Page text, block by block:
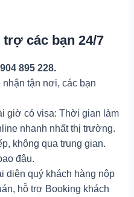
các bạn 24/7
895 228.
tận nơi, các bạn
giờ có visa: Thời gian làm
nhanh nhất thị trường.
không qua trung gian.
đậu.
diện quý khách hàng nộp
hỗ trợ Booking khách